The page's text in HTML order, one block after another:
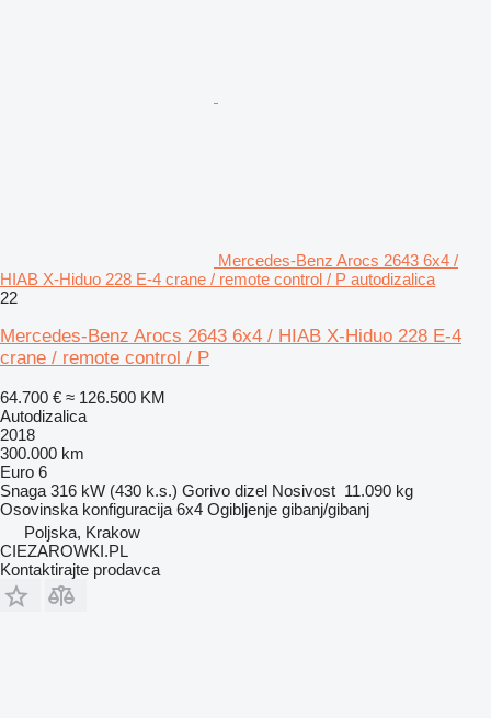
Mercedes-Benz Arocs 2643 6x4 /
HIAB X-Hiduo 228 E-4 crane / remote control / P autodizalica
22
Mercedes-Benz Arocs 2643 6x4 / HIAB X-Hiduo 228 E-4
crane / remote control / P
64.700 € ≈ 126.500 KM
Autodizalica
2018
300.000 km
Euro 6
Snaga 316 kW (430 k.s.) Gorivo dizel Nosivost 11.090 kg
Osovinska konfiguracija 6x4 Ogibljenje gibanj/gibanj
Poljska, Krakow
CIEZAROWKI.PL
Kontaktirajte prodavca